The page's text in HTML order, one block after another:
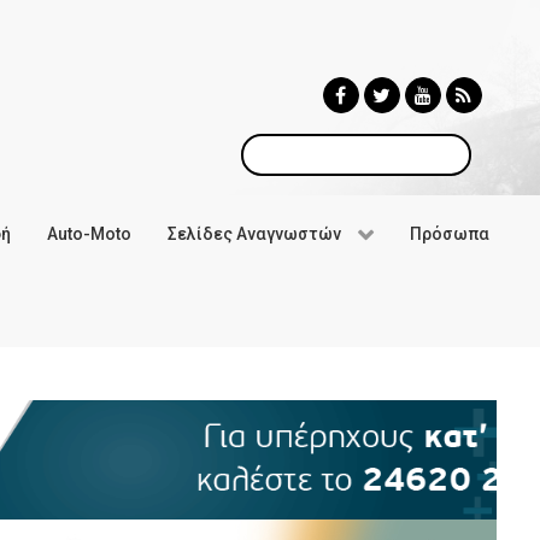
Αναζήτηση
Auto-Moto Σελίδες Αναγνωστών Πρόσωπα